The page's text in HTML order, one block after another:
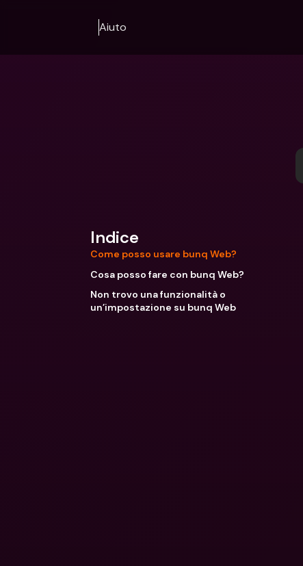
Aiuto
Indice
Come posso usare bunq Web?
Cosa posso fare con bunq Web?
Non trovo una funzionalità o
un’impostazione su bunq Web